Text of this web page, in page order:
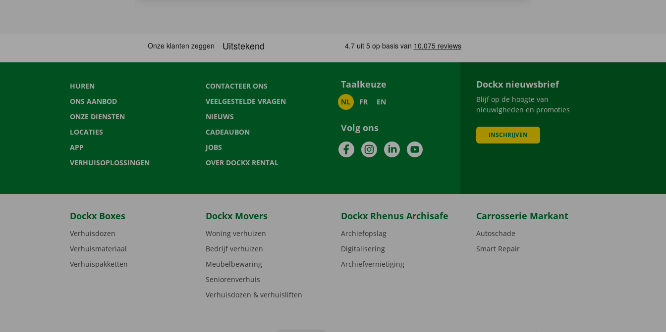
HUREN
ONS AANBOD
ONZE DIENSTEN
LOCATIES
APP
VERHUISOPLOSSINGEN
CONTACTEER ONS
VEELGESTELDE VRAGEN
NIEUWS
CADEAUBON
JOBS
OVER DOCKX RENTAL
Taalkeuze
NL FR EN
Volg ons
FacebookInstagramLinkedInYouTube
Dockx nieuwsbrief
Blijf op de hoogte van
nieuwigheden en promoties
INSCHRIJVEN
Dockx Boxes
Verhuisdozen
Verhuismateriaal
Verhuispakketten
Dockx Movers
Woning verhuizen
Bedrijf verhuizen
Meubelbewaring
Seniorenverhuis
Verhuisdozen & verhuisliften
Dockx Rhenus Archisafe
Archiefopslag
Digitalisering
Archiefvernietiging
Carrosserie Markant
Autoschade
Smart Repair